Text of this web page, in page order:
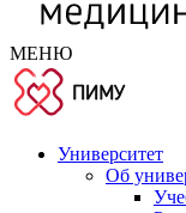
МЕНЮ
Университет
Об